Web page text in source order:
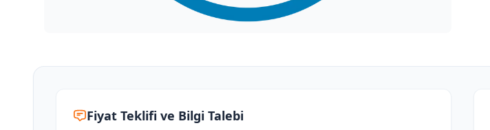
Fiyat Teklifi ve Bilgi Talebi